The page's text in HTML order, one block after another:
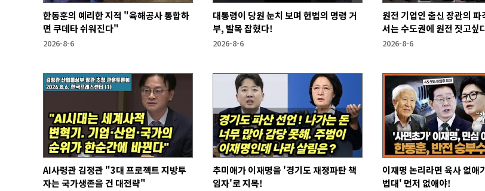
한동훈의 예리한 지적 "육해공사 통합하
면 쿠데타 쉬워진다"
2026-8-6
대통령이 당원 눈치 보며 헌법의 명령 거
부, 발목 잡혔다!
2026-8-6
원전 기업인 출신 장관의
서는 수도권에 원전 짓고싶
2026-8-6
AI사령관 김정관 "3대 프로젝트 지방투
자는 국가생존을 건 대전략"
추미애가 이재명을 '경기도 재정파탄 책
임자'로 지목!
이재명 논리라면 육사 없애
법대' 먼저 없애야!